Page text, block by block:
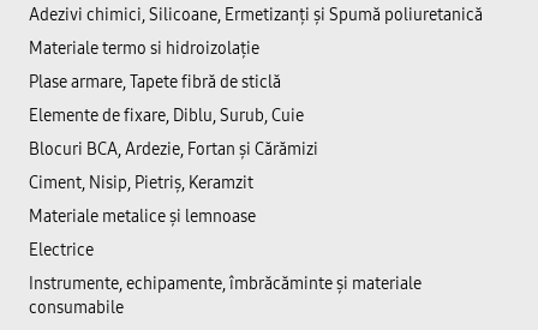
Adezivi chimici, Silicoane, Ermetizanți și Spumă poliuretanică
Materiale termo si hidroizolație
Plase armare, Tapete fibră de sticlă
Elemente de fixare, Diblu, Surub, Cuie
Blocuri BCA, Ardezie, Fortan și Cărămizi
Ciment, Nisip, Pietriș, Keramzit
Materiale metalice și lemnoase
Electrice
Instrumente, echipamente, îmbrăcăminte și materiale
consumabile